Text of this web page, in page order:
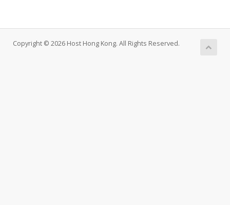
Copyright © 2026 Host Hong Kong. All Rights Reserved.